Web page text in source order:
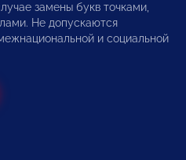
замены букв точками,
Не допускаются
и социальной